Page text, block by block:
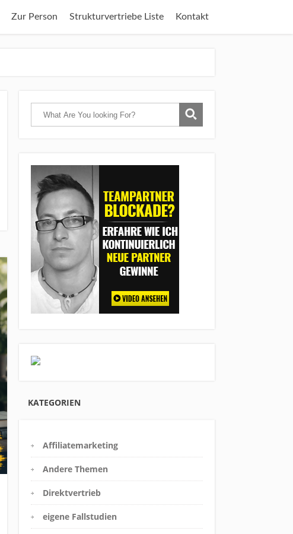
Zur Person Strukturvertriebe Liste Kontakt
KATEGORIEN
Affiliatemarketing
Andere Themen
Direktvertrieb
eigene Fallstudien